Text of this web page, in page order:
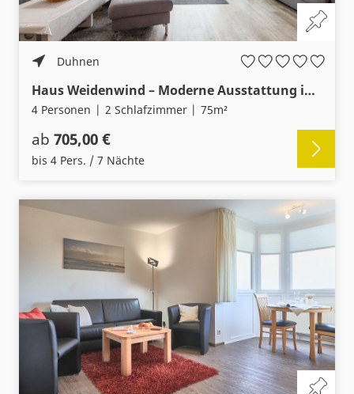
Duhnen
Haus Weidenwind – Moderne Ausstattung in traditioneller Bauweise
4 Personen 2 Schlafzimmer 75m²
ab 705,00 €
bis 4 Pers. / 7 Nächte